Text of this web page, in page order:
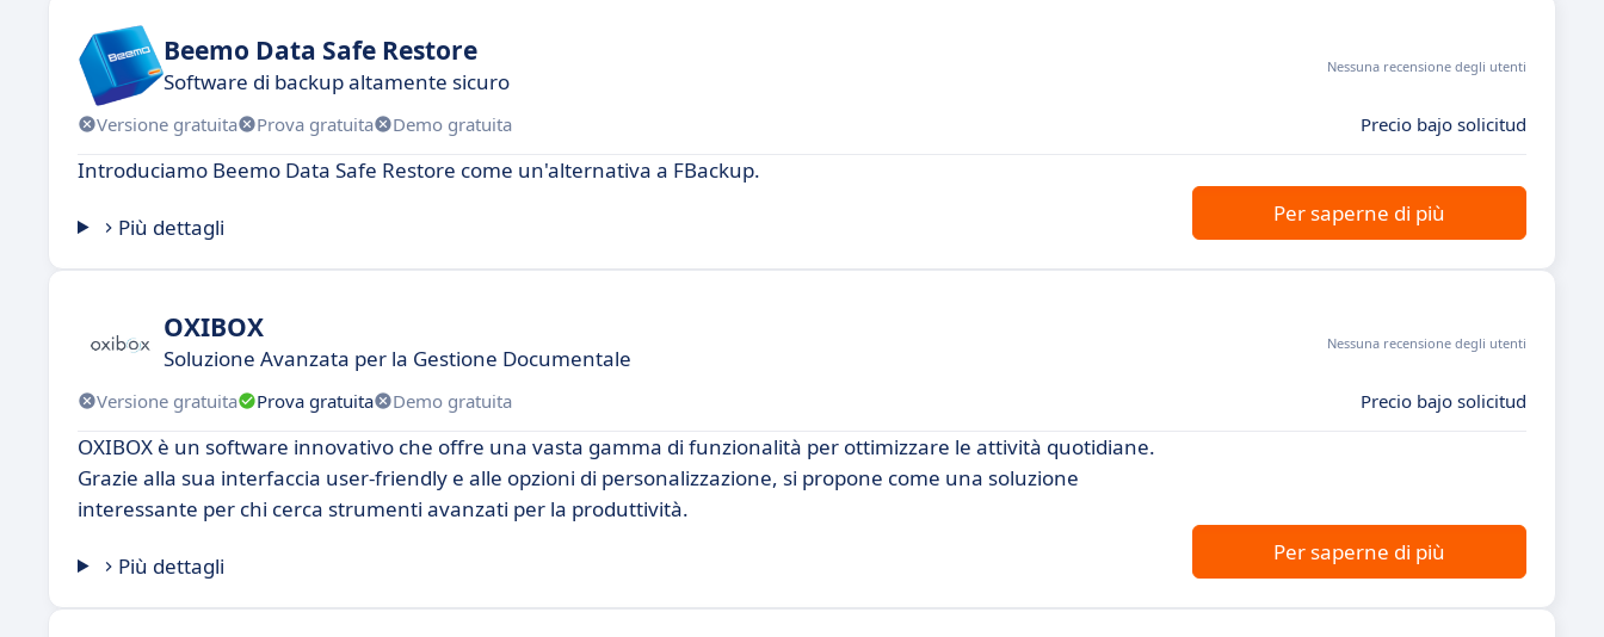
Beemo Data Safe Restore
Software di backup altamente sicuro
Nessuna recensione degli utenti
Versione gratuita Prova gratuita Demo gratuita Precio bajo solicitud
Introduciamo Beemo Data Safe Restore come un'alternativa a FBackup.
Più dettagli
Per saperne di più
OXIBOX
Soluzione Avanzata per la Gestione Documentale
Nessuna recensione degli utenti
Versione gratuita Prova gratuita Demo gratuita Precio bajo solicitud
OXIBOX è un software innovativo che offre una vasta gamma di funzionalità per ottimizzare le attività quotidiane.
Grazie alla sua interfaccia user-friendly e alle opzioni di personalizzazione, si propone come una soluzione
interessante per chi cerca strumenti avanzati per la produttività.
Più dettagli
Per saperne di più